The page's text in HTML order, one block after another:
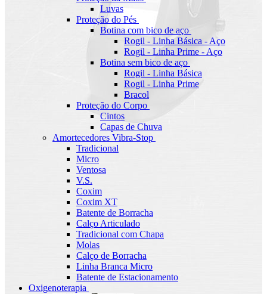
Luvas
Proteção do Pés
Botina com bico de aço
Rogil - Linha Básica - Aço
Rogil - Linha Prime - Aço
Botina sem bico de aço
Rogil - Linha Básica
Rogil - Linha Prime
Bracol
Proteção do Corpo
Cintos
Capas de Chuva
Amortecedores Vibra-Stop
Tradicional
Micro
Ventosa
V.S.
Coxim
Coxim XT
Batente de Borracha
Calço Articulado
Tradicional com Chapa
Molas
Calço de Borracha
Linha Branca Micro
Batente de Estacionamento
Oxigenoterapia